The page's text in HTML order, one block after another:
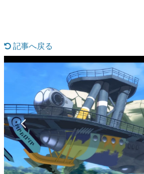
なんでゲームは面白い？
ゲーム開発者・hamatsu氏がゲ
具体的な形から解き明かしてい
です。
ゲームが変えた日本語
「経験値」「裏技」「ラスボス
の起源や用法の変遷を、コンピ
イニーP氏が徹底調査。
カテゴリ
特集記事
記事へ戻る